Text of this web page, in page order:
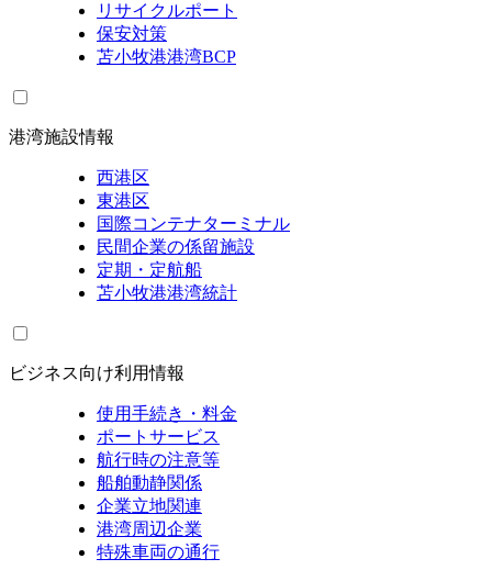
リサイクルポート
保安対策
苫小牧港港湾BCP
港湾施設情報
西港区
東港区
国際コンテナターミナル
民間企業の係留施設
定期・定航船
苫小牧港港湾統計
ビジネス向け利用情報
使用手続き・料金
ポートサービス
航行時の注意等
船舶動静関係
企業立地関連
港湾周辺企業
特殊車両の通行